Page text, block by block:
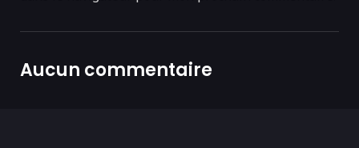
Aucun commentaire